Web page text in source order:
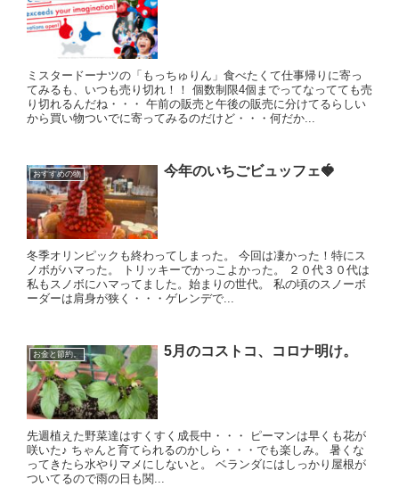
ミスタードーナツの「もっちゅりん」食べたくて仕事帰りに寄っ
てみるも、いつも売り切れ！！ 個数制限4個までってなってても売
り切れるんだね・・・ 午前の販売と午後の販売に分けてるらしい
から買い物ついでに寄ってみるのだけど・・・何だか...
おすすめの物 今年のいちごビュッフェ🍓
冬季オリンピックも終わってしまった。 今回は凄かった！特にス
ノボがハマった。 トリッキーでかっこよかった。 ２０代３０代は
私もスノボにハマってました。始まりの世代。 私の頃のスノーボ
ーダーは肩身が狭く・・・ゲレンデで...
お金と節約。 5月のコストコ、コロナ明け。
先週植えた野菜達はすくすく成長中・・・ ピーマンは早くも花が
咲いた♪ ちゃんと育てられるのかしら・・・でも楽しみ。 暑くな
ってきたら水やりマメにしないと。 ベランダにはしっかり屋根が
ついてるので雨の日も関...